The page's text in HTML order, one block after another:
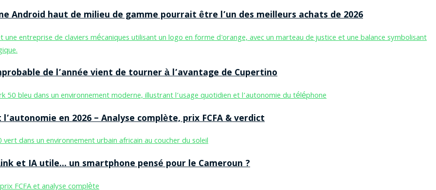
Android haut de milieu de gamme pourrait être l’un des meilleurs achats de 2026
de l’année vient de tourner à l’avantage de Cupertino
en 2026 – Analyse complète, prix FCFA & verdict
et IA utile… un smartphone pensé pour le Cameroun ?